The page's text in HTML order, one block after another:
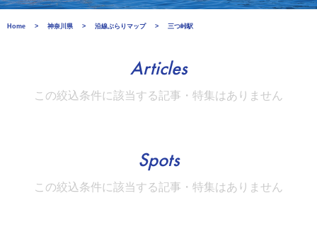
Home 神奈川県 沿線ぶらりマップ 三つ峠駅
Articles
この絞込条件に該当する記事・特集はありません
Spots
この絞込条件に該当する記事・特集はありません